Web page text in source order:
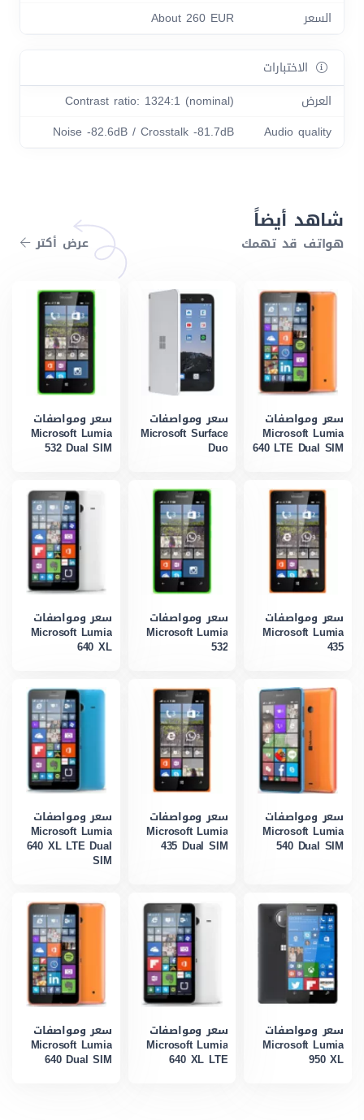
السعر
About 260 EUR
الاختبارات
العرض
Contrast ratio: 1324:1 (nominal)
Audio quality
Noise -82.6dB / Crosstalk -81.7dB
شاهد أيضاً
هواتف قد تهمك عرض أكتر
سعر ومواصفات
Microsoft Lumia
640 LTE Dual SIM
سعر ومواصفات
Microsoft Surface
Duo
سعر ومواصفات
Microsoft Lumia
532 Dual SIM
سعر ومواصفات
Microsoft Lumia
435
سعر ومواصفات
Microsoft Lumia
532
سعر ومواصفات
Microsoft Lumia
640 XL
سعر ومواصفات
Microsoft Lumia
540 Dual SIM
سعر ومواصفات
Microsoft Lumia
435 Dual SIM
سعر ومواصفات
Microsoft Lumia
640 XL LTE Dual
SIM
سعر ومواصفات
Microsoft Lumia
950 XL
سعر ومواصفات
Microsoft Lumia
640 XL LTE
سعر ومواصفات
Microsoft Lumia
640 Dual SIM